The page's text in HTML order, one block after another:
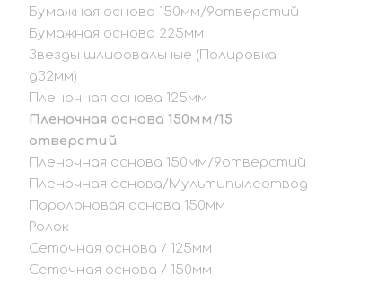
Бумажная основа 150мм/9отверстий
Бумажная основа 225мм
Звезды шлифовальные (Полировка
д32мм)
Пленочная основа 125мм
Пленочная основа 150мм/15
отверстий
Пленочная основа 150мм/9отверстий
Пленочная основа/Мультипылеотвод
Поролоновая основа 150мм
Ролок
Сеточная основа / 125мм
Сеточная основа / 150мм